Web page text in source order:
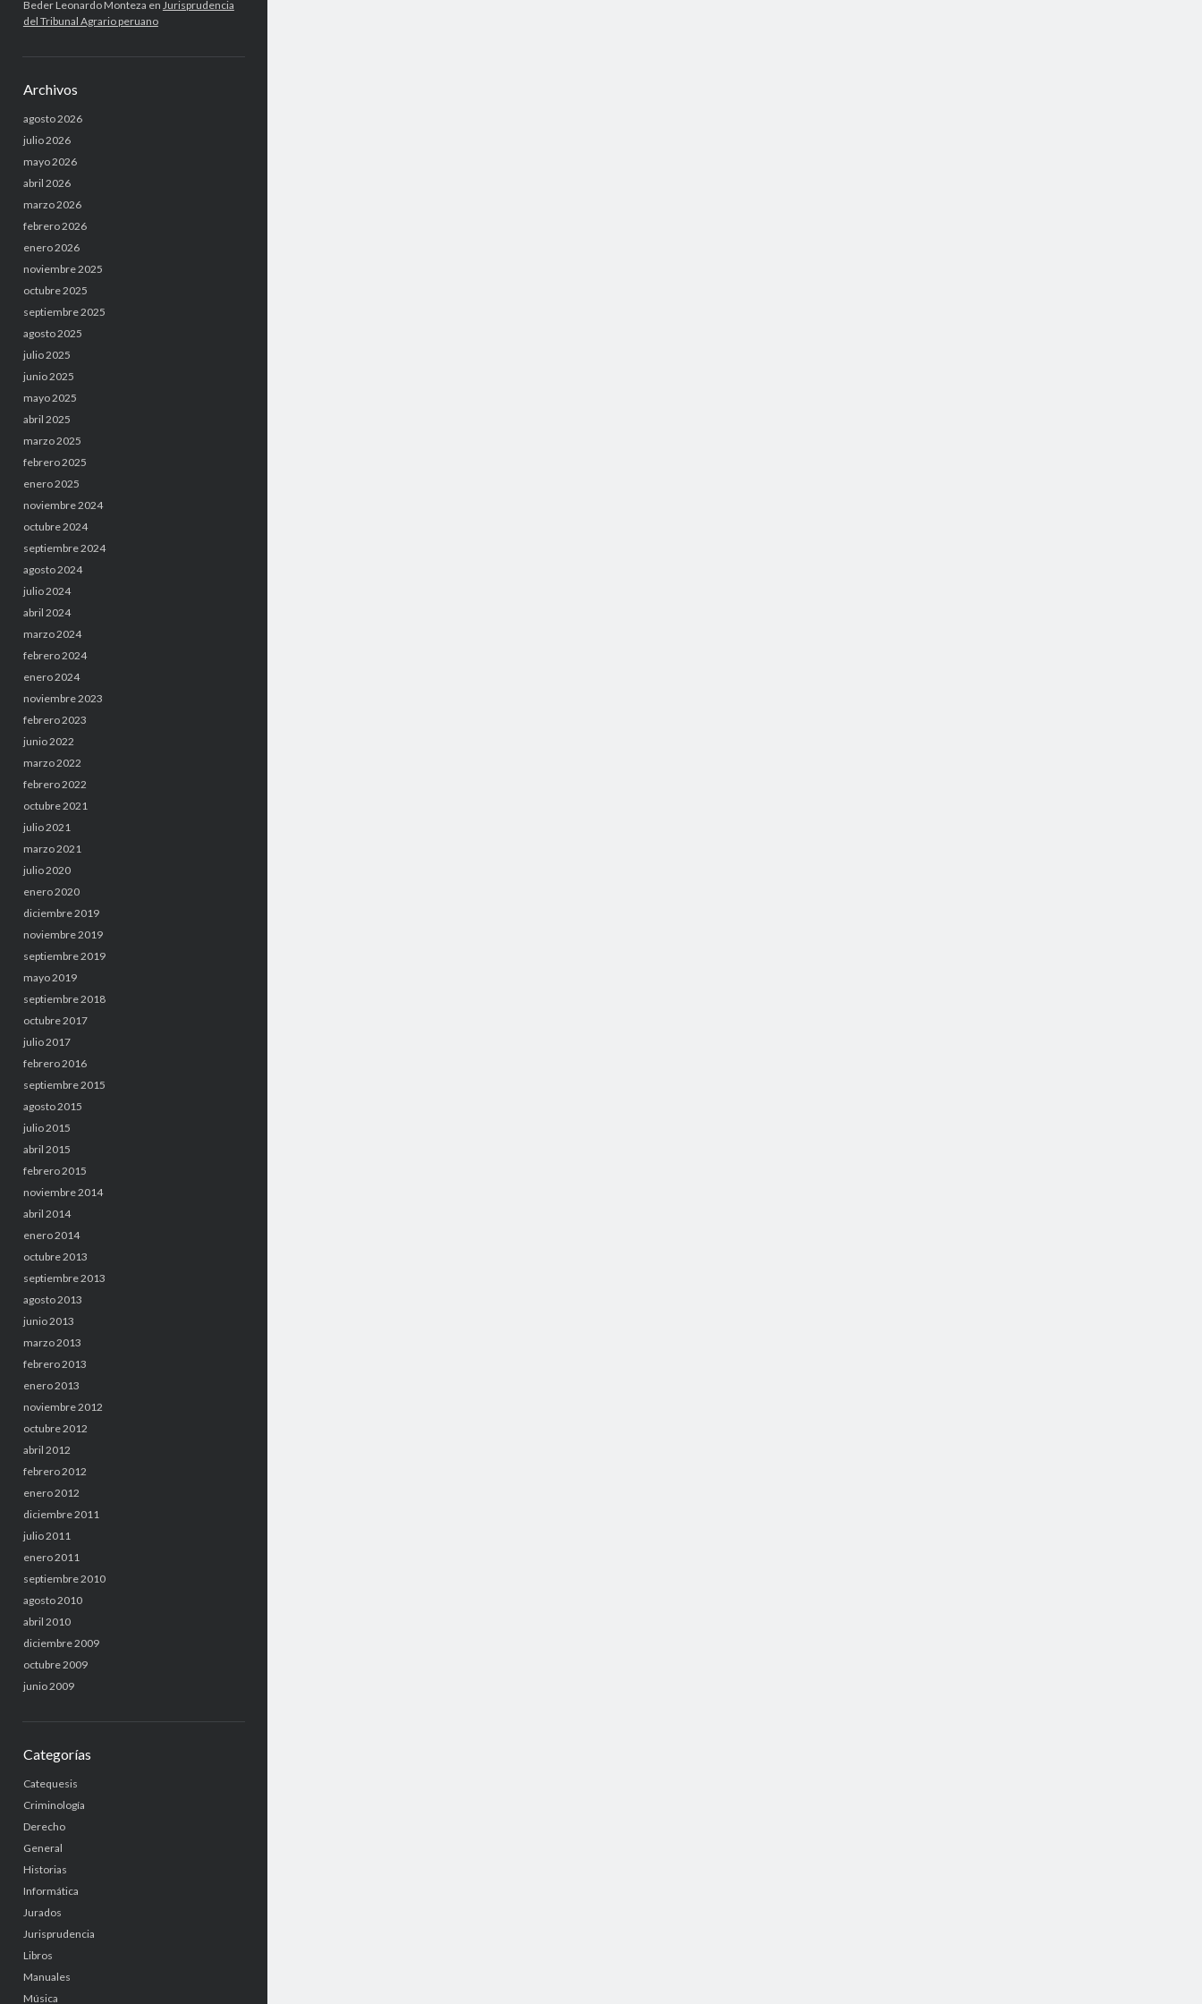
Beder Leonardo Monteza en Jurisprudencia
del Tribunal Agrario peruano
Archivos
agosto 2026
julio 2026
mayo 2026
abril 2026
marzo 2026
febrero 2026
enero 2026
noviembre 2025
octubre 2025
septiembre 2025
agosto 2025
julio 2025
junio 2025
mayo 2025
abril 2025
marzo 2025
febrero 2025
enero 2025
noviembre 2024
octubre 2024
septiembre 2024
agosto 2024
julio 2024
abril 2024
marzo 2024
febrero 2024
enero 2024
noviembre 2023
febrero 2023
junio 2022
marzo 2022
febrero 2022
octubre 2021
julio 2021
marzo 2021
julio 2020
enero 2020
diciembre 2019
noviembre 2019
septiembre 2019
mayo 2019
septiembre 2018
octubre 2017
julio 2017
febrero 2016
septiembre 2015
agosto 2015
julio 2015
abril 2015
febrero 2015
noviembre 2014
abril 2014
enero 2014
octubre 2013
septiembre 2013
agosto 2013
junio 2013
marzo 2013
febrero 2013
enero 2013
noviembre 2012
octubre 2012
abril 2012
febrero 2012
enero 2012
diciembre 2011
julio 2011
enero 2011
septiembre 2010
agosto 2010
abril 2010
diciembre 2009
octubre 2009
junio 2009
Categorías
Catequesis
Criminología
Derecho
General
Historias
Informática
Jurados
Jurisprudencia
Libros
Manuales
Música